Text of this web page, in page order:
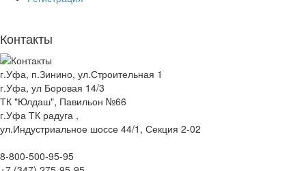
Контакты
г.Уфа, п.Зинино, ул.Строительная 1
г.Уфа, ул Боровая 14/3
ТК "Юлдаш", Павильон №66
г.Уфа ТК радуга ,
ул.Индустриальное шоссе 44/1, Секция 2-02
8-800-500-95-95